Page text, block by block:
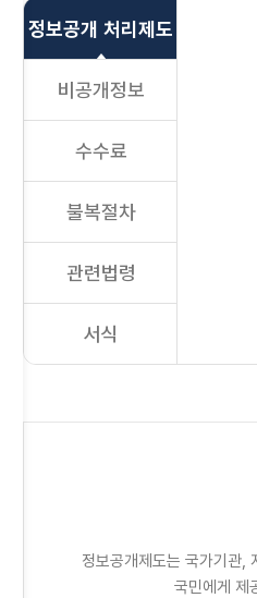
정보공개 처리제도
비공개정보
수수료
불복절차
관련법령
서식
정보공개제도는 국가기관,
국민에게 제